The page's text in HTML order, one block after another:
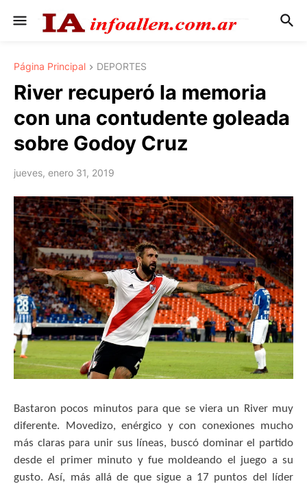
Página Principal DEPORTES
River recuperó la memoria
con una contudente goleada
sobre Godoy Cruz
jueves, enero 31, 2019
Bastaron pocos minutos para que se viera un River muy
diferente. Movedizo, enérgico y con conexiones mucho
más claras para unir sus líneas, buscó dominar el partido
desde el primer minuto y fue moldeando el juego a su
gusto. Así, más allá de que sigue a 17 puntos del líder